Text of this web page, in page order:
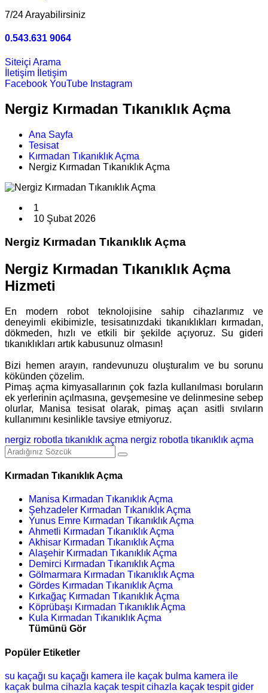
7/24 Arayabilirsiniz
0.543.631 9064
Siteiçi Arama
İletişim
İletişim
Facebook YouTube Instagram
Nergiz Kırmadan Tıkanıklık Açma
Ana Sayfa
Tesisat
Kırmadan Tıkanıklık Açma
Nergiz Kırmadan Tıkanıklık Açma
1
10 Şubat 2026
Nergiz Kırmadan Tıkanıklık Açma
Nergiz Kırmadan Tıkanıklık Açma
Hizmeti
En modern robot teknolojisine sahip cihazlarımız ve
deneyimli ekibimizle, tesisatınızdaki tıkanıklıkları kırmadan,
dökmeden, hızlı ve etkili bir şekilde açıyoruz. Su gideri
tıkanıklıkları artık kabusunuz olmasın!
Bizi hemen arayın, randevunuzu oluşturalım ve bu sorunu
kökünden çözelim.
Pimaş açma kimyasallarının çok fazla kullanılması boruların
ek yerlerinin açılmasına, gevşemesine ve delinmesine sebep
olurlar, Manisa tesisat olarak, pimaş açan asitli sıvıların
kullanımını kesinlikle tavsiye etmiyoruz.
nergiz robotla tıkanıklık açma nergiz robotla tıkanıklık açma
Kırmadan Tıkanıklık Açma
Manisa Kırmadan Tıkanıklık Açma
Şehzadeler Kırmadan Tıkanıklık Açma
Yunus Emre Kırmadan Tıkanıklık Açma
Ahmetli Kırmadan Tıkanıklık Açma
Akhisar Kırmadan Tıkanıklık Açma
Alaşehir Kırmadan Tıkanıklık Açma
Demirci Kırmadan Tıkanıklık Açma
Gölmarmara Kırmadan Tıkanıklık Açma
Gördes Kırmadan Tıkanıklık Açma
Kırkağaç Kırmadan Tıkanıklık Açma
Köprübaşı Kırmadan Tıkanıklık Açma
Kula Kırmadan Tıkanıklık Açma
Tümünü Gör
Popüler Etiketler
su kaçağı su kaçağı kamera ile kaçak bulma kamera ile
kaçak bulma cihazla kaçak tespit cihazla kaçak tespit gider